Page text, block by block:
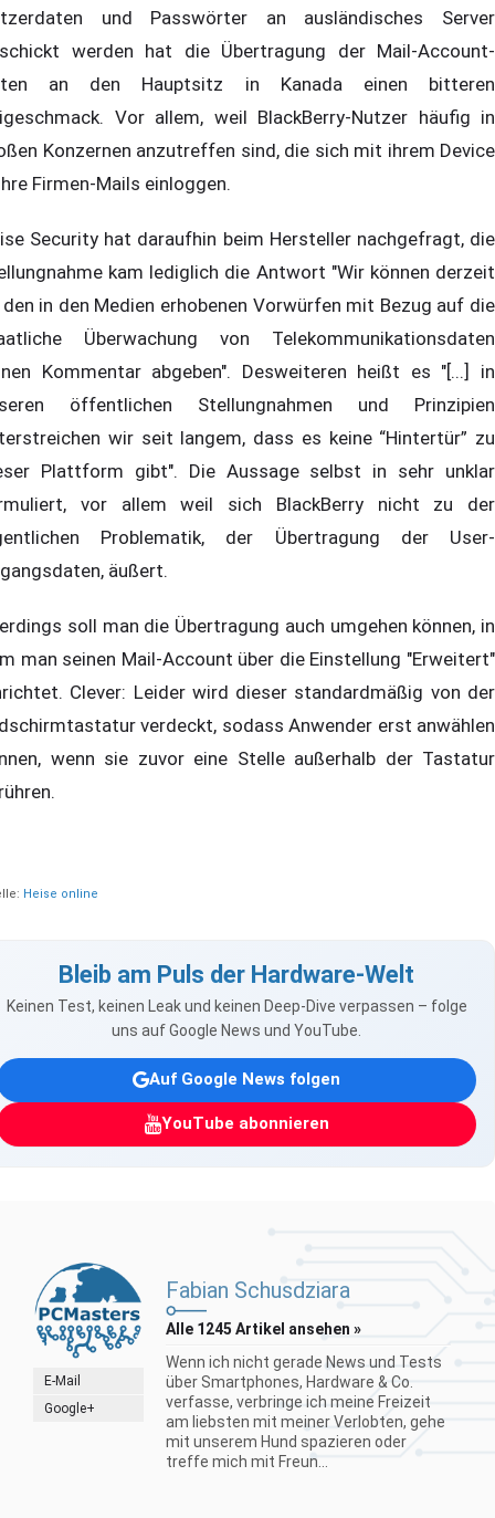
und Passwörter an ausländisches Server
werden hat die Übertragung der Mail-Account-
an den Hauptsitz in Kanada einen bitteren
Vor allem, weil BlackBerry-Nutzer häufig in
Konzernen anzutreffen sind, die sich mit ihrem Device
Firmen-Mails einloggen.
Security hat daraufhin beim Hersteller nachgefragt, die
kam lediglich die Antwort "Wir können derzeit
in den Medien erhobenen Vorwürfen mit Bezug auf die
Überwachung von Telekommunikationsdaten
Kommentar abgeben". Desweiteren heißt es "[...] in
öffentlichen Stellungnahmen und Prinzipien
wir seit langem, dass es keine “Hintertür” zu
Plattform gibt". Die Aussage selbst in sehr unklar
vor allem weil sich BlackBerry nicht zu der
Problematik, der Übertragung der User-
äußert.
soll man die Übertragung auch umgehen können, in
man seinen Mail-Account über die Einstellung "Erweitert"
Clever: Leider wird dieser standardmäßig von der
verdeckt, sodass Anwender erst anwählen
wenn sie zuvor eine Stelle außerhalb der Tastatur
Heise online
Bleib am Puls der Hardware-Welt
Keinen Test, keinen Leak und keinen Deep-Dive verpassen – folge
uns auf Google News und YouTube.
Auf Google News folgen
YouTube abonnieren
E-Mail
Google+
Fabian Schusdziara
Alle 1245 Artikel ansehen »
Wenn ich nicht gerade News und Tests
über Smartphones, Hardware & Co.
verfasse, verbringe ich meine Freizeit
am liebsten mit meiner Verlobten, gehe
mit unserem Hund spazieren oder
treffe mich mit Freun...